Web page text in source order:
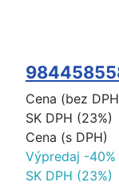
Cena (bez
SK DPH (23%)
Cena (s DPH)
Výpredaj -40%
SK DPH (23%)